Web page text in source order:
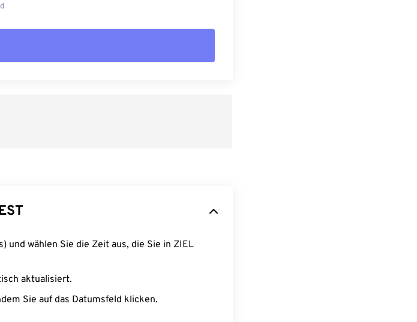
und wählen Sie die Zeit aus, die Sie in ZIEL
aktualisiert.
Sie auf das Datumsfeld klicken.